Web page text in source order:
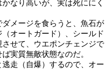
なり高いが、実は死ににく
メージを食らうと、魚石が
オートガード）、シールド
せて、ウエポンチェンジで
実質無敵状態なのだ。
走（自爆）するので、オー